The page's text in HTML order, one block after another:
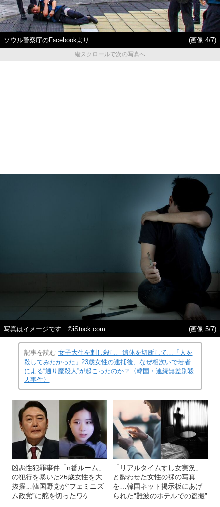
ソウル警察庁のFacebookより
(画像 4/7)
縦スクロールで次の写真へ
写真はイメージです ©iStock.com (画像 5/7)
記事を読む 女子大生を刺し殺し、遺体を切断して…「人を
殺してみたかった」23歳女性の逮捕後、なぜ相次いで若者
による“通り魔殺人”が起こったのか？〈韓国・連続無差別殺
人事件〉
凶悪性犯罪事件「n番ルーム」
の犯行を暴いた26歳女性を大
抜擢…韓国野党が“フェミニズ
ム政党”に舵を切ったワケ
「リアルタイムすし女実況」
と酔わせた女性の裸の写真
を…韓国ネット掲示板にあげ
られた“難波のホテルでの盗撮”